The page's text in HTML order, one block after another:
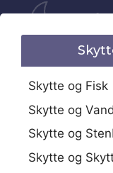
Skytte og Fisk
Skytte og
Skytte og
Skytte og